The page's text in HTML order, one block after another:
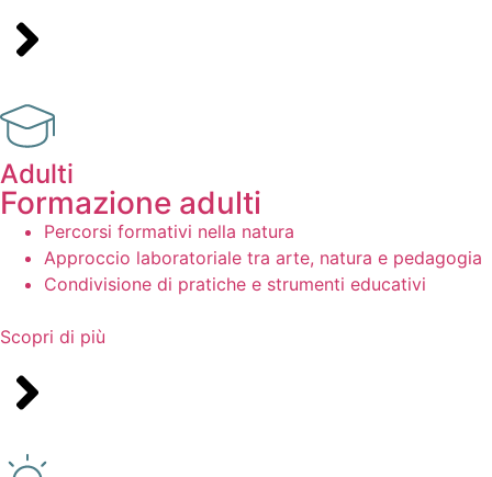
Adulti
Formazione adulti
Percorsi formativi nella natura
Approccio laboratoriale tra arte, natura e pedagogia
Condivisione di pratiche e strumenti educativi
Scopri di più